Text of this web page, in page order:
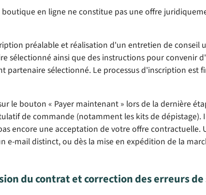
en ligne ne constitue pas une offre
préalable et réalisation d'un entretien de
sélectionné ainsi que des instructions pour convenir
sélectionné. Le processus d'inscription est
le bouton « Payer maintenant » lors de la dernière
de commande (notamment les kits de
encore une acceptation de votre offre contractuelle.
mail distinct, ou dès la mise en expédition de la
du contrat et correction des erreurs de